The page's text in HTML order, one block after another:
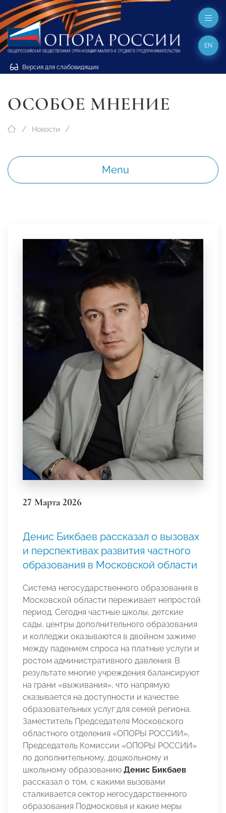
Версия для слабовидящих
EN
ОСОБОЕ МНЕНИЕ
Новости
Menu
27 Марта 2026
Денис Бикбаев рассказал о вызовах
и перспективах развития частного
образования в Московской области
Система негосударственного образования в
Московской области переживает непростой
период. Сегодня частные школы, детские
сады, центры дополнительного образования
и колледжи оказываются в двойном зажиме
между падением спроса на платные услуги и
ростом административного давления. В
результате многие учреждения балансируют
на грани «выживания», что напрямую
сказывается на доступности и качестве
образовательных услуг для семей региона.
Заместитель Председателя Московского
областного отделения «ОПОРЫ РОССИИ»,
Председатель Комиссии «ОПОРЫ РОССИИ»
по дополнительному, дошкольному и
школьному образованию Денис Бикбаев
рассказал о том, с какими вызовами
сталкивается сектор негосударственного
образования Подмосковья и какие меры